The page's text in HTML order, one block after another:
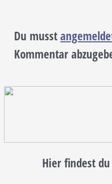
Du musst
Kommentar
Hier findest